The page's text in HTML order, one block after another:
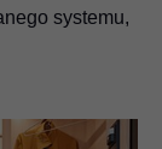
systemu,